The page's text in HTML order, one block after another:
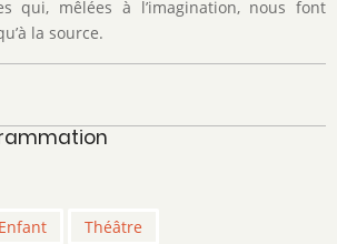
qui, mêlées à l’imagination, nous font
la source.
Enfant Théâtre